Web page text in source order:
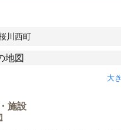
川西町
大
施設